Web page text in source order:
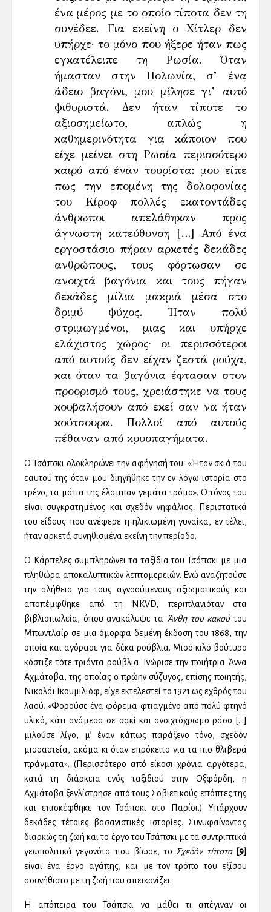
ένα μέρος με το οποίο τίποτα δεν τη
συνέδεε. Για εκείνη ο Χίτλερ δεν
υπήρχε· το μόνο που ήξερε ήταν πως
εγκατέλειπε τη Ρωσία. Όταν
ήμασταν στην Πολωνία, σ’ ένα
άδειο βαγόνι, μου μίλησε γι’ αυτό
ψιθυριστά. Δεν ήταν τίποτε το
αξιοσημείωτο, απλώς η
καθημερινότητα για κάποιον που
είχε μείνει στη Ρωσία περισσότερο
καιρό από έναν τουρίστα: μου είπε
πως την επομένη της δολοφονίας
του Κίροφ πολλές εκατοντάδες
άνθρωποι απελάθηκαν προς
άγνωστη κατεύθυνση […] Από ένα
εργοστάσιο πήραν αρκετές δεκάδες
ανθρώπους, τους φόρτωσαν σε
ανοιχτά βαγόνια και τους πήγαν
δεκάδες μίλια μακριά μέσα στο
δριμύ ψύχος. Ήταν πολύ
στριμωγμένοι, μιας και υπήρχε
ελάχιστος χώρος· οι περισσότεροι
από αυτούς δεν είχαν ζεστά ρούχα,
και όταν τα βαγόνια έφτασαν στον
προορισμό τους, χρειάστηκε να τους
κουβαλήσουν από εκεί σαν να ήταν
κούτσουρα. Πολλοί από αυτούς
πέθαναν από κρυοπαγήματα.
Ο Τσάπσκι ολοκληρώνει την αφήγησή του: «Ήταν σκιά του
εαυτού της όταν μου διηγήθηκε την εν λόγω ιστορία στο
τρένο, τα μάτια της έλαμπαν γεμάτα τρόμο». Ο τόνος του
είναι συγκρατημένος και σχεδόν νηφάλιος. Περιστατικά
του είδους που ανέφερε η ηλικιωμένη γυναίκα, εν τέλει,
ήταν αρκετά συνηθισμένα εκείνη την περίοδο.
Ο Κάρπελες συμπληρώνει τα ταξίδια του Τσάπσκι με μια
πληθώρα αποκαλυπτικών λεπτομερειών. Ενώ αναζητούσε
την αλήθεια για τους αγνοούμενους αξιωματικούς και
αποπέμφθηκε από τη NKVD, περιπλανιόταν στα
βιβλιοπωλεία, όπου ανακάλυψε τα
Άνθη του κακούτου
Μπωντλαίρ σε μια όμορφα δεμένη έκδοση του 1868, την
οποία και αγόρασε για δέκα ρούβλια. Μισό κιλό βούτυρο
κόστιζε τότε τριάντα ρούβλια. Γνώρισε την ποιήτρια Άννα
Αχμάτοβα, της οποίας ο πρώην σύζυγος, επίσης ποιητής,
Νικολάι Γκουμιλιόφ, είχε εκτελεστεί το 1921 ως εχθρός του
λαού. «Φορούσε ένα φόρεμα φτιαγμένο από πολύ φτηνό
υλικό, κάτι ανάμεσα σε σακί και ανοιχτόχρωμο ράσο […]
μιλούσε λίγο, μ’ έναν κάπως παράξενο τόνο, σχεδόν
μισοαστεία, ακόμα κι όταν επρόκειτο για τα πιο θλιβερά
πράγματα». (Περισσότερο από είκοσι χρόνια αργότερα,
κατά τη διάρκεια ενός ταξιδιού στην Οξφόρδη, η
Αχμάτοβα ξεγλίστρησε από τους Σοβιετικούς επόπτες της
και επισκέφθηκε τον Τσάπσκι στο Παρίσι.) Υπάρχουν
δεκάδες τέτοιες βασανιστικές ιστορίες. Συνυφαίνοντας
διαρκώς τη ζωή και το έργο του Τσάπσκι με τα συντριπτικά
γεωπολιτικά γεγονότα που βίωσε, το Σχεδόν τίποτα [9]
είναι ένα έργο αγάπης, και με τον τρόπο του εξίσου
ασυνήθιστο με τη ζωή που απεικονίζει.
Η απόπειρα του Τσάπσκι να μάθει τι απέγιναν οι